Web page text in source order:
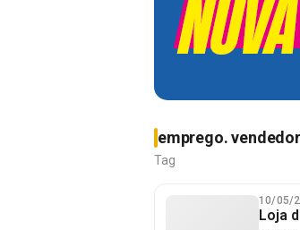
emprego.
Tag
10/05/
Loja